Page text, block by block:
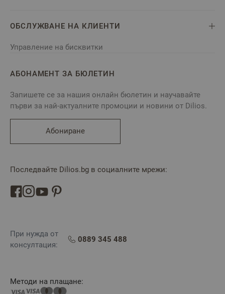
ОБСЛУЖВАНЕ НА КЛИЕНТИ
Управление на бисквитки
АБОНАМЕНТ ЗА БЮЛЕТИН
Запишете се за нашия онлайн бюлетин и научавайте
първи за най-актуалните промоции и новини от Dilios.
Абониране
Последвайте Dilios.bg в социалните мрежи:
При нужда от
консултация:
0889 345 488
Методи на плащане: